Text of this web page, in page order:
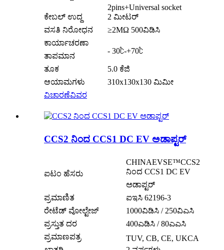
2pins+Universal socket
ಕೇಬಲ್ ಉದ್ದ
2 ಮೀಟರ್
ವಸತಿ ನಿರೋಧನ
≥2MΩ 500ವಿಡಿಸಿ
ಕಾರ್ಯಾಚರಣಾ
ತಾಪಮಾನ
- 30℃-+70℃
ತೂಕ
5.0 ಕೆಜಿ
ಆಯಾಮಗಳು
310x130x130 ಮಿಮೀ
ವಿಚಾರಣೆವಿವರ
CCS2 ನಿಂದ CCS1 DC EV ಅಡಾಪ್ಟರ್
ಐಟಂ ಹೆಸರು
CHINAEVSE™️CCS2
ನಿಂದ CCS1 DC EV
ಅಡಾಪ್ಟರ್
ಪ್ರಮಾಣಿತ
ಐಇಸಿ 62196-3
ರೇಟೆಡ್ ವೋಲ್ಟೇಜ್
1000ವಿಡಿಸಿ / 250ವಿಎಸಿ
ಪ್ರಸ್ತುತ ದರ
400ಎಡಿಸಿ / 80ಎಎಸಿ
ಪ್ರಮಾಣಪತ್ರ
TUV, CB, CE, UKCA